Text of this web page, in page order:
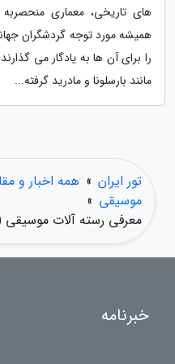
های تاریخی، معماری
همیشه مورد توجه گردشگران
را برای آن ها به یادگار می
مانند بارسلونا و مادرید گرفته...
تور ایران » همه اخبار و
موسیقی »
معرفی رسته آلات موسیقی
خبرنامه